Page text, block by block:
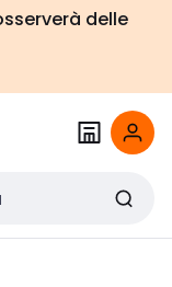
delle